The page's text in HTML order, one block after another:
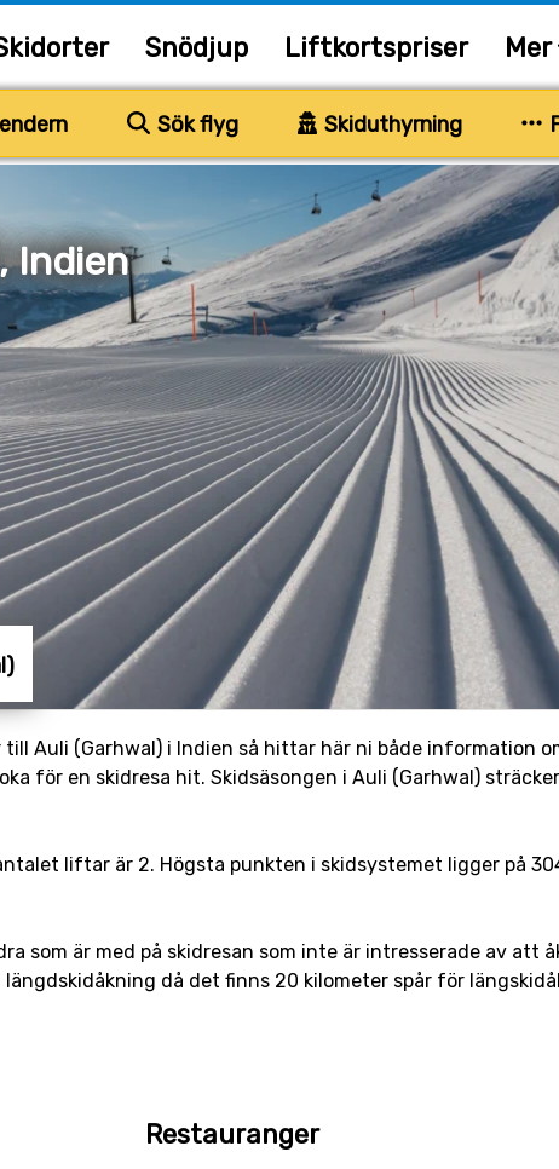
Snödjup Liftkortspriser Mer
Sök flyg Skiduthyrning
Indien
Auli (Garhwal) i Indien så hittar här ni både information
för en skidresa hit. Skidsäsongen i Auli (Garhwal)
liftar är 2. Högsta punkten i skidsystemet ligger på
som är med på skidresan som inte är intresserade av att
då det finns 20 kilometer spår för
Restauranger